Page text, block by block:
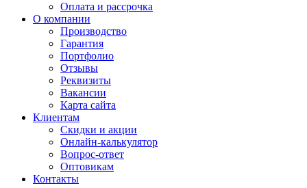
Оплата и рассрочка
О компании
Производство
Гарантия
Портфолио
Отзывы
Реквизиты
Вакансии
Карта сайта
Клиентам
Скидки и акции
Онлайн-калькулятор
Вопрос-ответ
Оптовикам
Контакты